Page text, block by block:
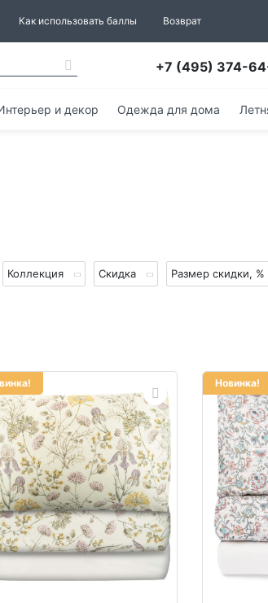
Как использовать баллы Возврат
+7 (495) 374-
и декор Одежда для дома
Коллекция Скидка Размер скидки, %
Новинка!